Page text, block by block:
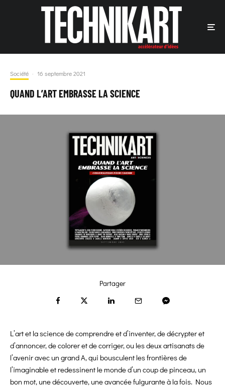
Société · 16 septembre 2021
QUAND L’ART EMBRASSE LA SCIENCE
Partager
L’art et la science de comprendre et d’inventer, de décrypter et
d’annoncer, de colorer et de corriger, ou les deux artisanats de
l’avenir avec un grand A, qui bousculent les frontières de
l’imaginable et redessinent le monde d’un coup de pinceau, un
bon mot, une découverte, une avancée fulgurante à la fois. Nous